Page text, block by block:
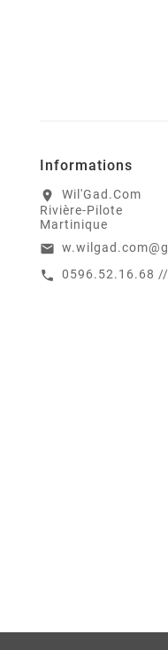
Informations
location_on
Wil'Gad.Com
Rivière-Pilote
Martinique
email
call 0596.52.16.68